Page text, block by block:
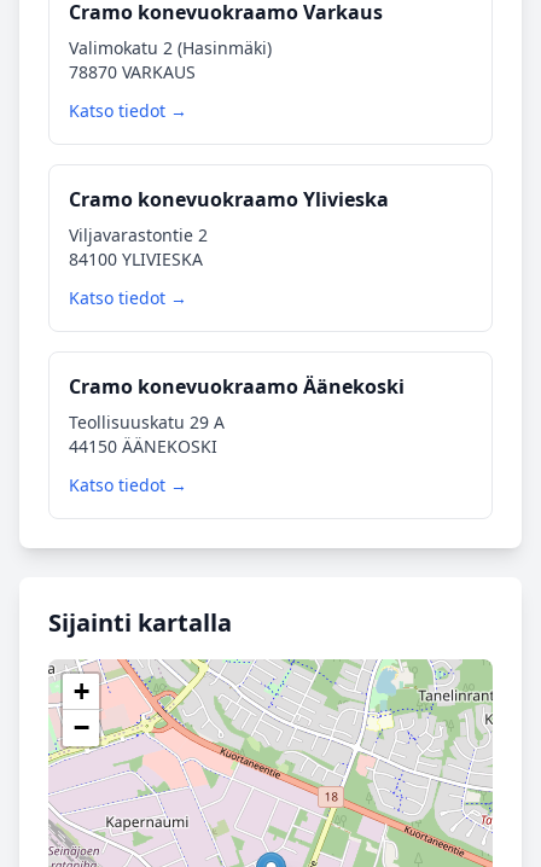
Cramo konevuokraamo Varkaus
Valimokatu 2 (Hasinmäki)
78870 VARKAUS
Katso tiedot →
Cramo konevuokraamo Ylivieska
Viljavarastontie 2
84100 YLIVIESKA
Katso tiedot →
Cramo konevuokraamo Äänekoski
Teollisuuskatu 29 A
44150 ÄÄNEKOSKI
Katso tiedot →
Sijainti kartalla
+
−